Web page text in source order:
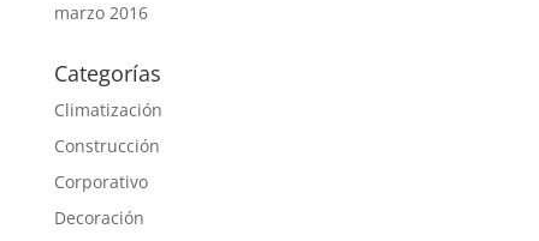
marzo 2016
Categorías
Climatización
Construcción
Corporativo
Decoración